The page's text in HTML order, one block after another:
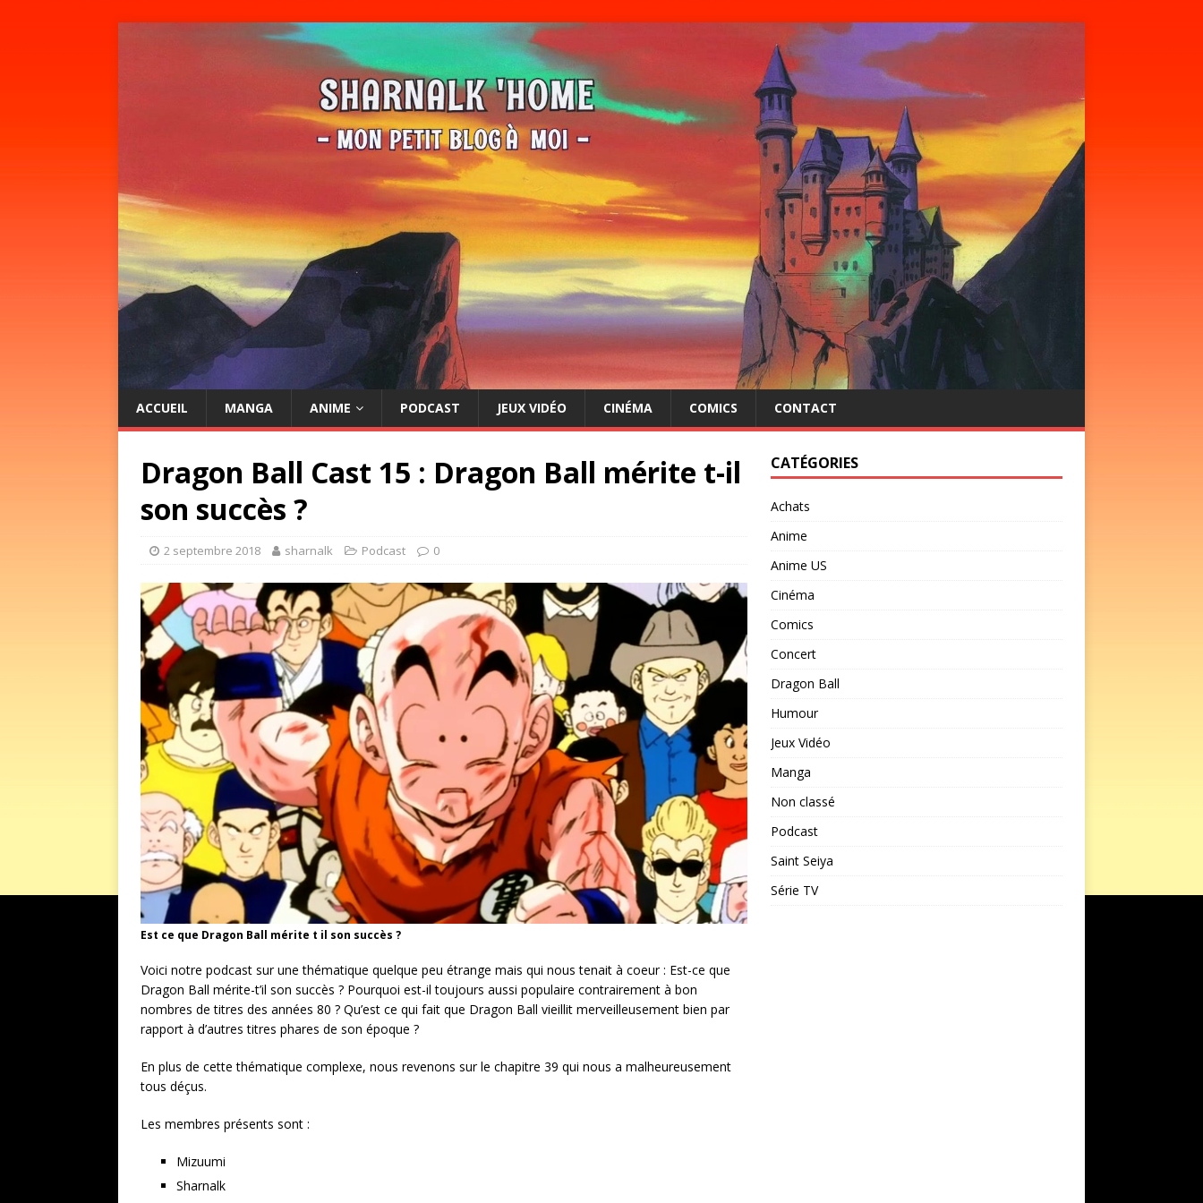
ACCUEIL MANGA ANIME PODCAST JEUX VIDÉO CINÉMA COMICS CONTACT
Dragon Ball Cast 15 : Dragon Ball mérite t-il
son succès ?
2 septembre 2018 sharnalk Podcast 0
Est ce que Dragon Ball mérite t il son succès ?
Voici notre podcast sur une thématique quelque peu étrange mais qui nous tenait à coeur : Est-ce que
Dragon Ball mérite-t’il son succès ? Pourquoi est-il toujours aussi populaire contrairement à bon
nombres de titres des années 80 ? Qu’est ce qui fait que Dragon Ball vieillit merveilleusement bien par
rapport à d’autres titres phares de son époque ?
En plus de cette thématique complexe, nous revenons sur le chapitre 39 qui nous a malheureusement
tous déçus.
Les membres présents sont :
Mizuumi
Sharnalk
CATÉGORIES
Achats
Anime
Anime US
Cinéma
Comics
Concert
Dragon Ball
Humour
Jeux Vidéo
Manga
Non classé
Podcast
Saint Seiya
Série TV